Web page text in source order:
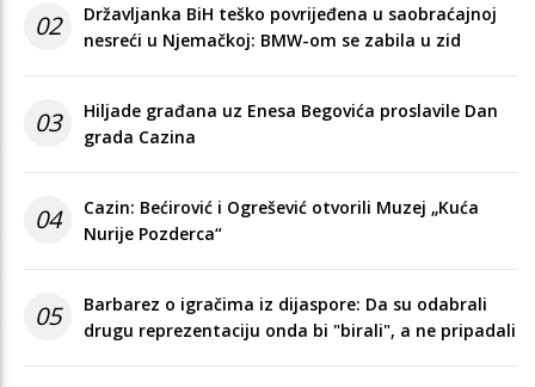
02
Državljanka BiH teško povrijeđena u saobraćajnoj
nesreći u Njemačkoj: BMW-om se zabila u zid
03
Hiljade građana uz Enesa Begovića proslavile Dan
grada Cazina
04
Cazin: Bećirović i Ogrešević otvorili Muzej „Kuća
Nurije Pozderca“
05
Barbarez o igračima iz dijaspore: Da su odabrali
drugu reprezentaciju onda bi "birali", a ne pripadali